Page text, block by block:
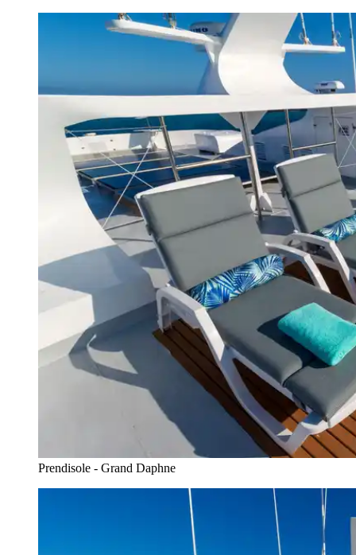
Prendisole - Grand Daphne